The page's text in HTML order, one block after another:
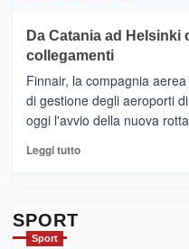
tappe
dell’enoturismo
RANDAZZO
–
Ci
siamo
quasi….
pronti
per
Da Catania ad Helsinki
collegamenti
Finnair, la compagnia
di gestione degli aeroporti
oggi l'avvio della nuova
Leggi tuttoLeggi
SPORT
Sport